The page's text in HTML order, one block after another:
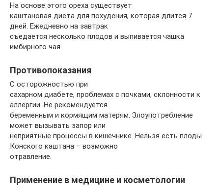
На основе этого ореха существует
каштановая диета для похудения, которая длится 7
дней. Ежедневно на завтрак
съедается несколько плодов и выпивается чашка
имбирного чая.
Противопоказания
С осторожностью при
сахарном диабете, проблемах с почками, склонности к
аллергии. Не рекомендуется
беременным и кормящим матерям. Злоупотребление
может вызывать запор или
неприятные процессы в кишечнике. Нельзя есть плоды
Конского каштана – возможно
отравление.
Применение в медицине и косметологии